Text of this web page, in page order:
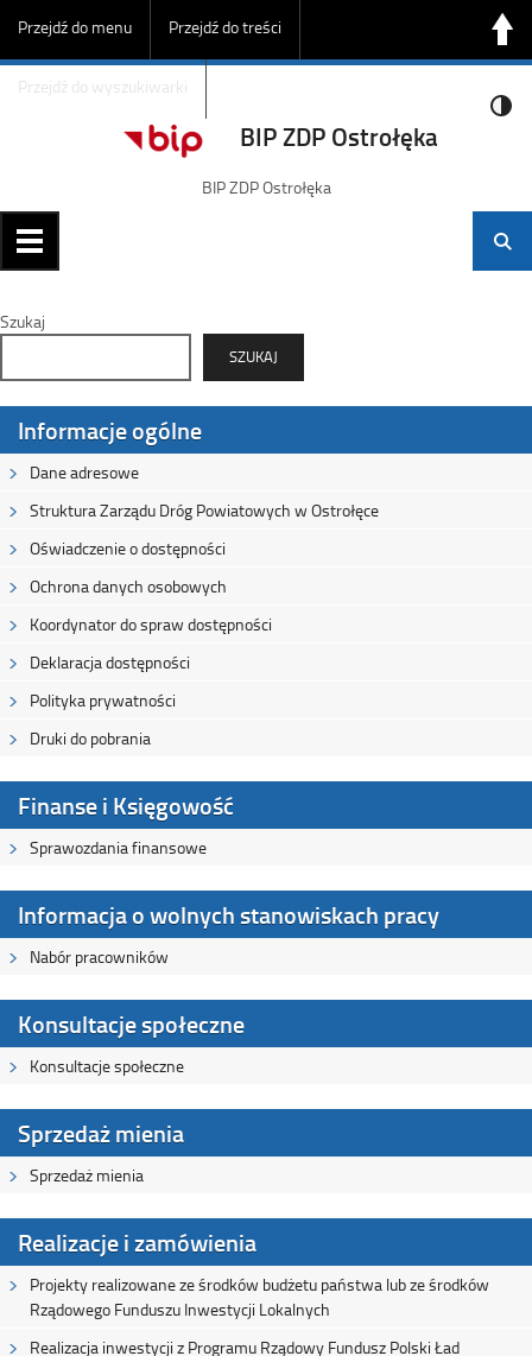
Przejdź do menu Przejdź do treści
Przejdź do wyszukiwarki
BIP ZDP Ostrołęka
BIP ZDP Ostrołęka
Szukaj
SZUKAJ
Informacje ogólne
Dane adresowe
Struktura Zarządu Dróg Powiatowych w Ostrołęce
Oświadczenie o dostępności
Ochrona danych osobowych
Koordynator do spraw dostępności
Deklaracja dostępności
Polityka prywatności
Druki do pobrania
Finanse i Księgowość
Sprawozdania finansowe
Informacja o wolnych stanowiskach pracy
Nabór pracowników
Konsultacje społeczne
Konsultacje społeczne
Sprzedaż mienia
Sprzedaż mienia
Realizacje i zamówienia
Projekty realizowane ze środków budżetu państwa lub ze środków
Rządowego Funduszu Inwestycji Lokalnych
Realizacja inwestycji z Programu Rządowy Fundusz Polski Ład